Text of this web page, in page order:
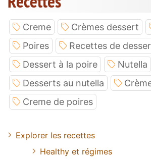
Creme Crèmes dessert
Poires
Recettes de
Dessert à la poire
Nutella
Desserts au nutella
Creme de poires
Explorer les recettes
Healthy et régimes